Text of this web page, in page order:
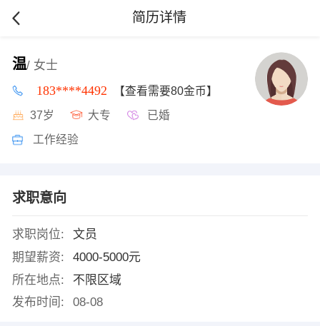
简历详情
温/ 女士
183****4492 【查看需要80金币】
37岁 大专 已婚
工作经验
求职意向
求职岗位:
文员
期望薪资:
4000-5000元
所在地点:
不限区域
发布时间:
08-08